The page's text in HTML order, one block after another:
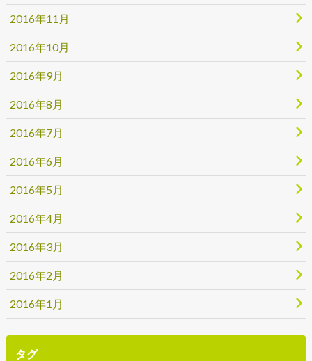
2016年11月
2016年10月
2016年9月
2016年8月
2016年7月
2016年6月
2016年5月
2016年4月
2016年3月
2016年2月
2016年1月
タグ